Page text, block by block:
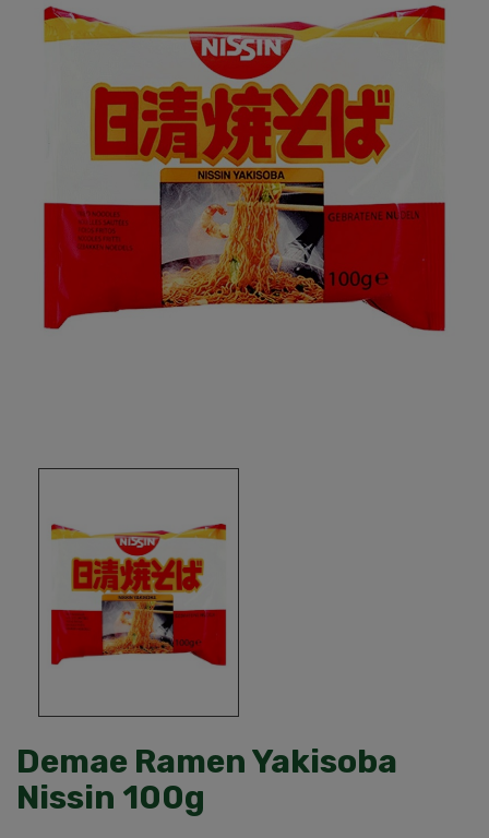
Demae Ramen Yakisoba
Nissin 100g